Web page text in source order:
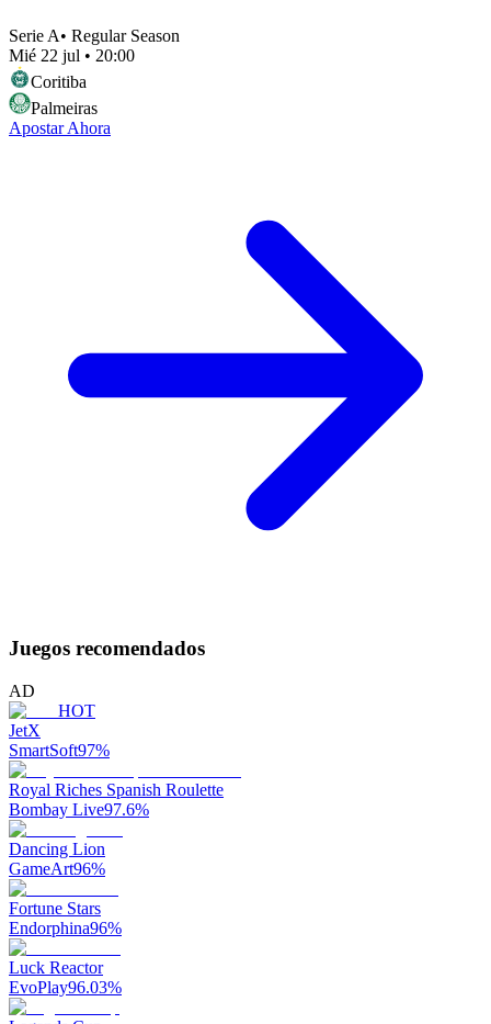
Serie A• Regular Season
Mié 22 jul • 20:00
Coritiba
Palmeiras
Apostar Ahora
Juegos recomendados
AD
HOT
JetX
SmartSoft97%
Royal Riches Spanish Roulette
Bombay Live97.6%
Dancing Lion
GameArt96%
Fortune Stars
Endorphina96%
Luck Reactor
EvoPlay96.03%